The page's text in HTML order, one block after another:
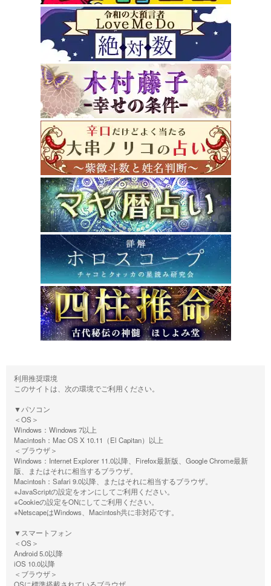
利用推奨環境
このサイトは、次の環境でご利用ください。
▼パソコン
＜OS＞
Windows：Windows 7以上
Macintosh：Mac OS X 10.11（El Capitan）以上
＜ブラウザ＞
Windows：Internet Explorer 11.0以降、Firefox最新版、Google Chrome最新
版、またはそれに相当するブラウザ。
Macintosh：Safari 9.0以降、またはそれに相当するブラウザ。
※JavaScriptの設定をオンにしてご利用ください。
※Cookieの設定をONにしてご利用ください。
※NetscapeはWindows、Macintosh共に非対応です。
▼スマートフォン
＜OS＞
Android 5.0以降
iOS 10.0以降
＜ブラウザ＞